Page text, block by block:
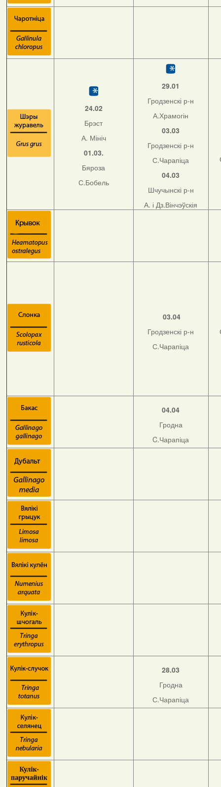
24.02
Брэст
А. Мініч
01.03.
Бяроза
С.Бобель
29.01
Гродзенскі р-н
А.Храмогін
03.03
Гродзенскі р-н
С.Чарапіца
04.03
Шчучынскі р-н
А. і Дз.Вінчэўскія
03.04
Гродзенскі р-н
С.Чарапіца
04.04
Гродна
C.Чарапіца
28.03
Гродна
С.Чарапіца